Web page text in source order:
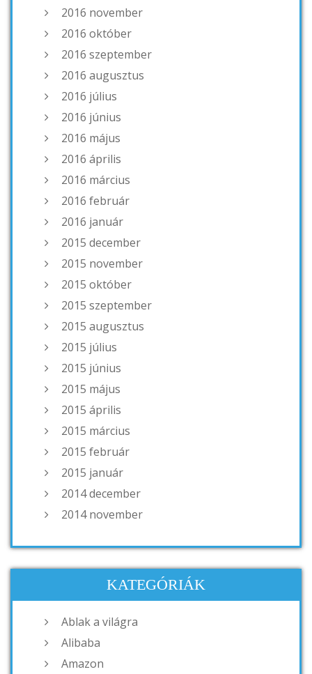
2016 november
2016 október
2016 szeptember
2016 augusztus
2016 július
2016 június
2016 május
2016 április
2016 március
2016 február
2016 január
2015 december
2015 november
2015 október
2015 szeptember
2015 augusztus
2015 július
2015 június
2015 május
2015 április
2015 március
2015 február
2015 január
2014 december
2014 november
KATEGÓRIÁK
Ablak a világra
Alibaba
Amazon